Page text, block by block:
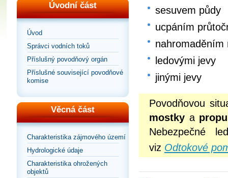
Úvodní část
Úvod
Správci vodních toků
Příslušný povodňový orgán
Příslušné související povodňové
komise
Věcná část
Charakteristika zájmového území
Hydrologické údaje
Charakteristika ohrožených
objektů
sesuvem půdy
ucpáním
nahromaděním
ledovými jevy
jinými jevy
Povodňovou
mostky a
Nebezpečné
viz Odtokové